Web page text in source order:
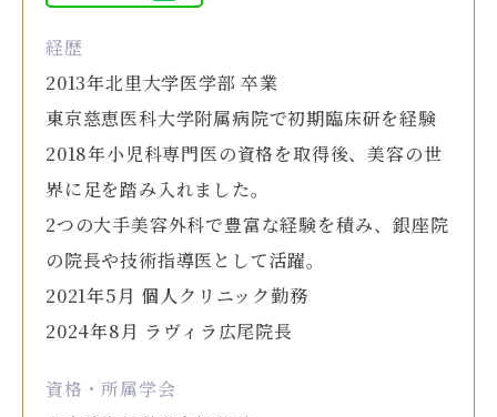
経歴
2013年北里大学医学部 卒業
東京慈恵医科大学附属病院で初期臨床研を経験
2018年小児科専門医の資格を取得後、美容の世
界に足を踏み入れました。
2つの大手美容外科で豊富な経験を積み、銀座院
の院長や技術指導医として活躍。
2021年5月 個人クリニック勤務
2024年8月 ラヴィラ広尾院長
資格・所属学会